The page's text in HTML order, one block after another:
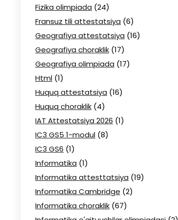
Fizika olimpiada (24)
Fransuz tili attestatsiya (6)
Geografiya attestatsiya (16)
Geografiya choraklik (17)
Geografiya olimpiada (17)
Html (1)
Huquq attestatsiya (16)
Huquq choraklik (4)
IAT Attestatsiya 2026 (1)
IC3 GS5 1-modul (8)
IC3 GS6 (1)
Informatika (1)
Informatika attesttatsiya (19)
Informatika Cambridge (2)
Informatika choraklik (67)